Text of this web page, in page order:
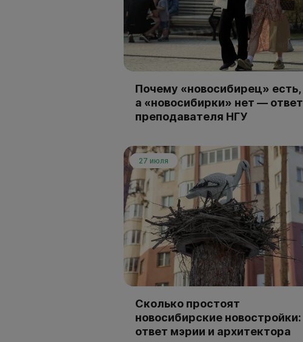
Почему «новосибирец» есть,
а «новосибирки» нет — ответ
преподавателя НГУ
27 июля
Сколько простоят
новосибирские новостройки:
ответ мэрии и архитектора